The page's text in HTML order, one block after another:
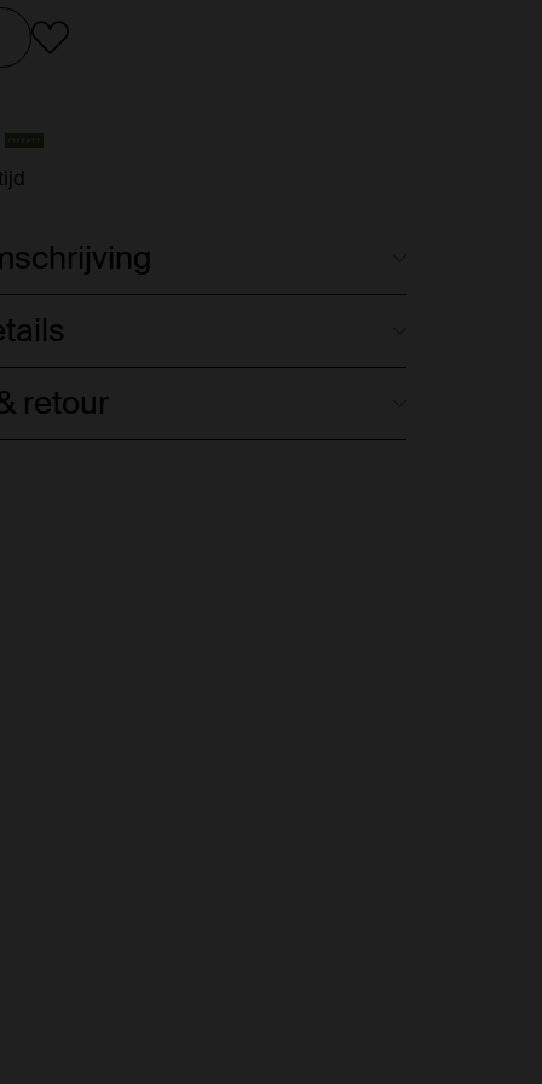
retour